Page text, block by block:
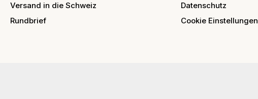
Versand in die Schweiz
Rundbrief
Datenschutz
Cookie Einstellungen